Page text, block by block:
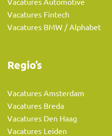
Vacatures Automotive
Vacatures Fintech
Vacatures BMW / Alphabet
Regio’s
Vacatures Amsterdam
Vacatures Breda
Vacatures Den Haag
Vacatures Leiden